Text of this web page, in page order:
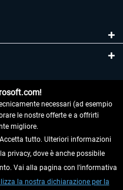
necessari (ad esempio
le nostre offerte e a offrirti
migliore.
tutto. Ulteriori informazioni
privacy, dove è anche possibile
Vai alla pagina con l'informativa
la nostra dichiarazione per la